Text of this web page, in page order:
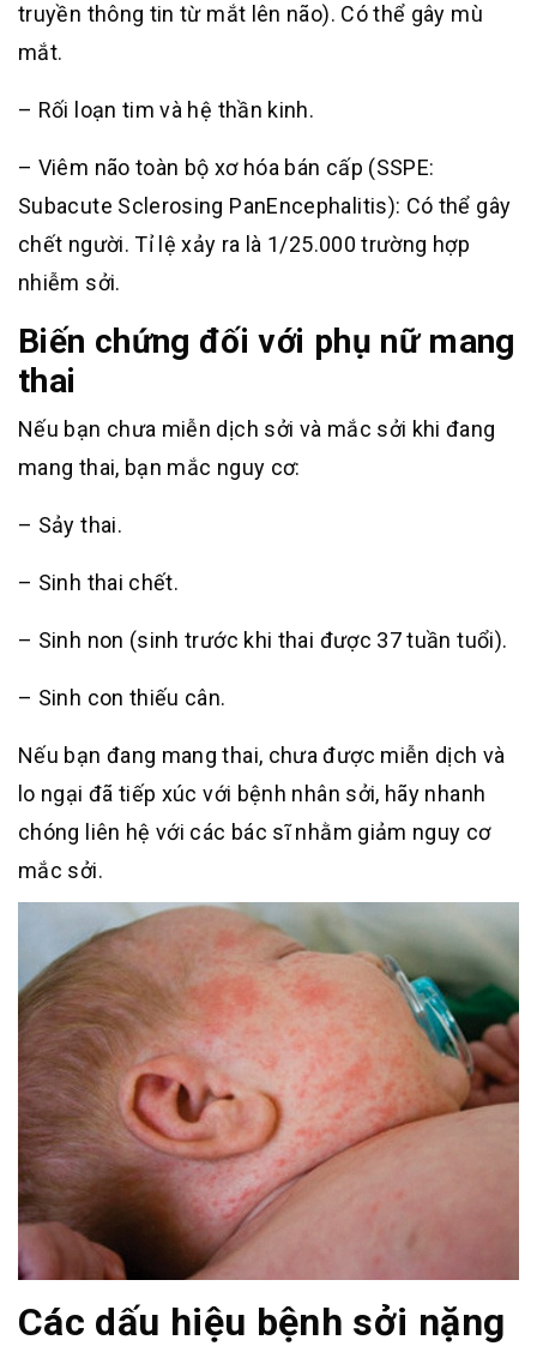
truyền thông tin từ mắt lên não). Có thể gây mù
mắt.
– Rối loạn tim và hệ thần kinh.
– Viêm não toàn bộ xơ hóa bán cấp (SSPE:
Subacute Sclerosing PanEncephalitis): Có thể gây
chết người. Tỉ lệ xảy ra là 1/25.000 trường hợp
nhiễm sởi.
Biến chứng đối với phụ nữ mang
thai
Nếu bạn chưa miễn dịch sởi và mắc sởi khi đang
mang thai, bạn mắc nguy cơ:
– Sảy thai.
– Sinh thai chết.
– Sinh non (sinh trước khi thai được 37 tuần tuổi).
– Sinh con thiếu cân.
Nếu bạn đang mang thai, chưa được miễn dịch và
lo ngại đã tiếp xúc với bệnh nhân sởi, hãy nhanh
chóng liên hệ với các bác sĩ nhằm giảm nguy cơ
mắc sởi.
Các dấu hiệu bệnh sởi nặng